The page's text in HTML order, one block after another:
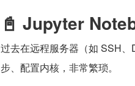
📓 Jupyter
过去在远程服务器（如 SSH
步、配置内核，非常繁琐。